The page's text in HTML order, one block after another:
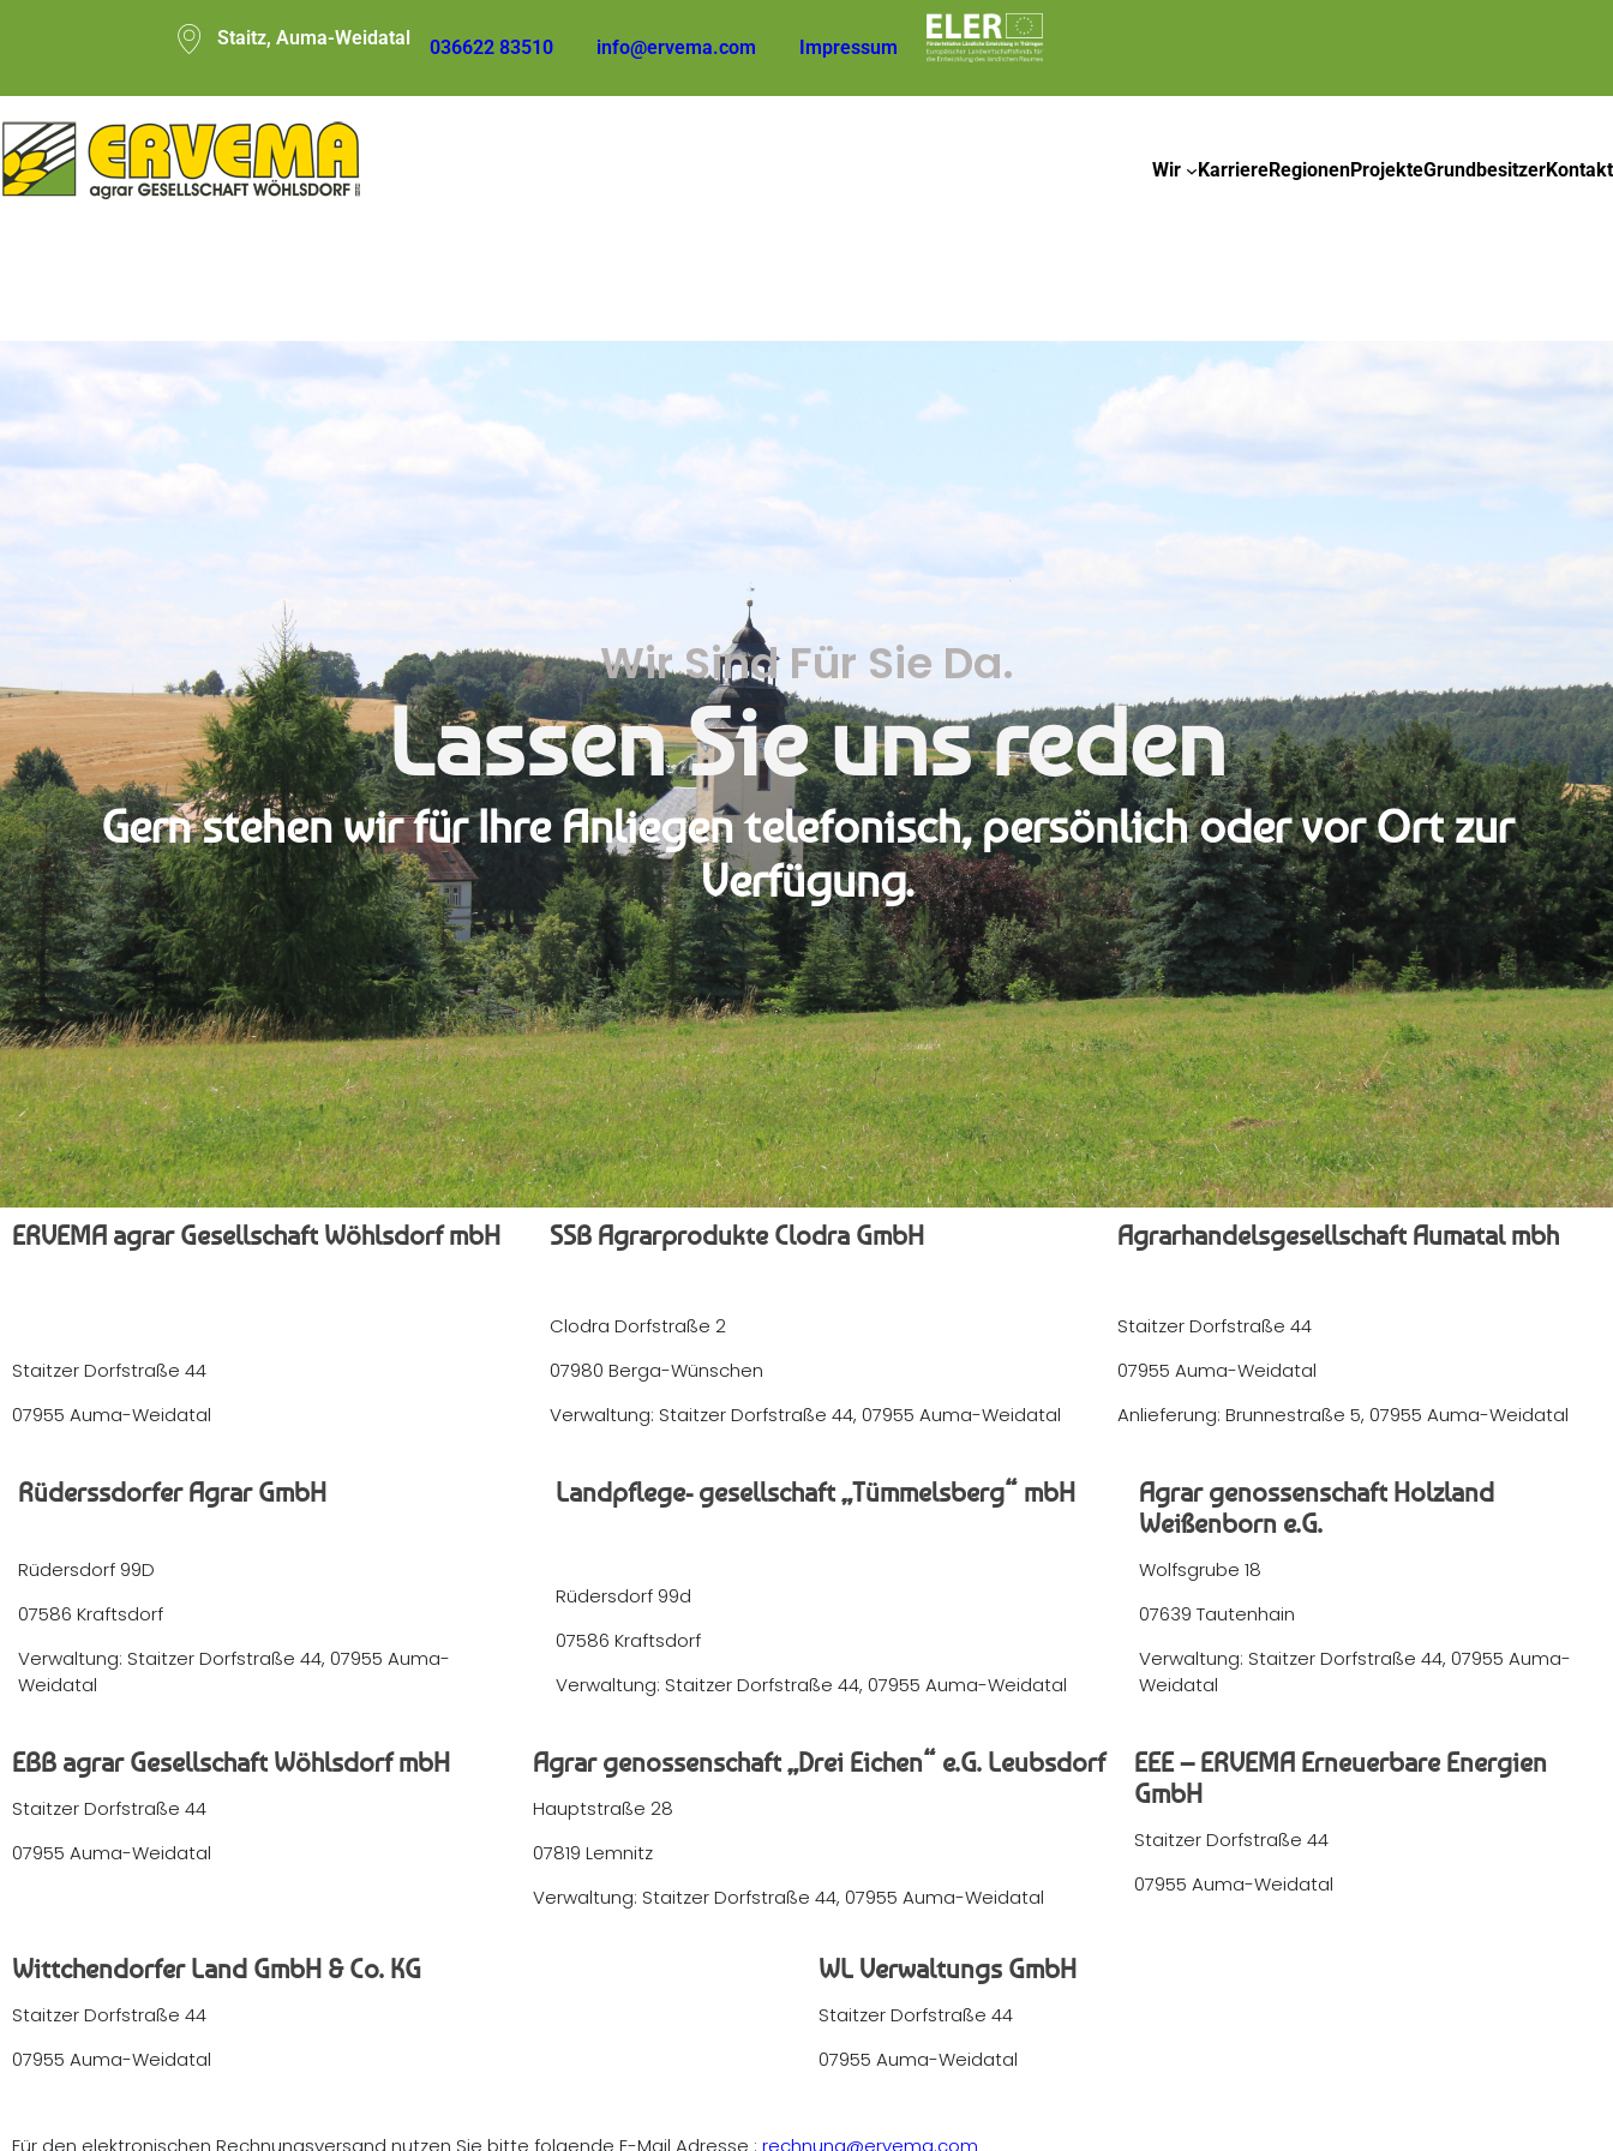
Staitz, Auma-Weidatal 036622 83510 info@ervema.com Impressum
Wir KarriereRegionenProjekteGrundbesitzerKontakt
Wir Sind Für Sie Da.
Lassen Sie uns reden
Gern stehen wir für Ihre Anliegen telefonisch, persönlich oder vor Ort zur
Verfügung.
ERVEMA agrar Gesellschaft Wöhlsdorf mbH
Staitzer Dorfstraße 44
07955 Auma-Weidatal
SSB Agrarprodukte Clodra GmbH
Clodra Dorfstraße 2
07980 Berga-Wünschen
Verwaltung: Staitzer Dorfstraße 44, 07955 Auma-Weidatal
Agrarhandelsgesellschaft Aumatal mbh
Staitzer Dorfstraße 44
07955 Auma-Weidatal
Anlieferung: Brunnestraße 5, 07955 Auma-Weidatal
Rüderssdorfer Agrar GmbH
Rüdersdorf 99D
07586 Kraftsdorf
Verwaltung: Staitzer Dorfstraße 44, 07955 Auma-
Weidatal
Landpflege- gesellschaft „Tümmelsberg“ mbH
Rüdersdorf 99d
07586 Kraftsdorf
Verwaltung: Staitzer Dorfstraße 44, 07955 Auma-Weidatal
Agrar genossenschaft Holzland
Weißenborn e.G.
Wolfsgrube 18
07639 Tautenhain
Verwaltung: Staitzer Dorfstraße 44, 07955 Auma-
Weidatal
EBB agrar Gesellschaft Wöhlsdorf mbH
Staitzer Dorfstraße 44
07955 Auma-Weidatal
Agrar genossenschaft „Drei Eichen“ e.G. Leubsdorf
Hauptstraße 28
07819 Lemnitz
Verwaltung: Staitzer Dorfstraße 44, 07955 Auma-Weidatal
EEE – ERVEMA Erneuerbare Energien
GmbH
Staitzer Dorfstraße 44
07955 Auma-Weidatal
Wittchendorfer Land GmbH & Co. KG
Staitzer Dorfstraße 44
07955 Auma-Weidatal
WL Verwaltungs GmbH
Staitzer Dorfstraße 44
07955 Auma-Weidatal
Für den elektronischen Rechnungsversand nutzen Sie bitte folgende E-Mail Adresse : rechnung@ervema.com